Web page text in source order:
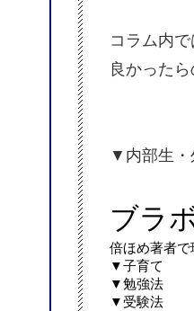
コラム内
良かった
▼内部生・